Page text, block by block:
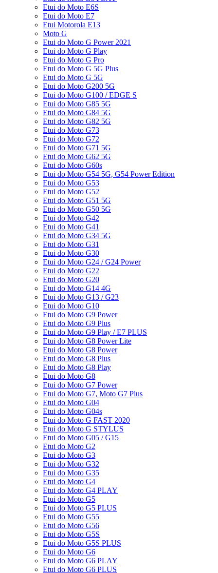
Etui do Moto E6S
Etui do Moto E7
Etui Motorola E13
Moto G
Etui do Moto G Power 2021
Etui do Moto G Play
Etui do Moto G Pro
Etui do Moto G 5G Plus
Etui do Moto G 5G
Etui do Moto G200 5G
Etui do Moto G100 / EDGE S
Etui do Moto G85 5G
Etui do Moto G84 5G
Etui do Moto G82 5G
Etui do Moto G73
Etui do Moto G72
Etui do Moto G71 5G
Etui do Moto G62 5G
Etui do Moto G60s
Etui do Moto G54 5G, G54 Power Edition
Etui do Moto G53
Etui do Moto G52
Etui do Moto G51 5G
Etui do Moto G50 5G
Etui do Moto G42
Etui do Moto G41
Etui do Moto G34 5G
Etui do Moto G31
Etui do Moto G30
Etui do Moto G24 / G24 Power
Etui do Moto G22
Etui do Moto G20
Etui do Moto G14 4G
Etui do Moto G13 / G23
Etui do Moto G10
Etui do Moto G9 Power
Etui do Moto G9 Plus
Etui do Moto G9 Play / E7 PLUS
Etui do Moto G8 Power Lite
Etui do Moto G8 Power
Etui do Moto G8 Plus
Etui do Moto G8 Play
Etui do Moto G8
Etui do Moto G7 Power
Etui do Moto G7, Moto G7 Plus
Etui do Moto G04
Etui do Moto G04s
Etui do Moto G FAST 2020
Etui do Moto G STYLUS
Etui do Moto G05 / G15
Etui do Moto G2
Etui do Moto G3
Etui do Moto G32
Etui do Moto G35
Etui do Moto G4
Etui do Moto G4 PLAY
Etui do Moto G5
Etui do Moto G5 PLUS
Etui do Moto G55
Etui do Moto G56
Etui do Moto G5S
Etui do Moto G5S PLUS
Etui do Moto G6
Etui do Moto G6 PLAY
Etui do Moto G6 PLUS